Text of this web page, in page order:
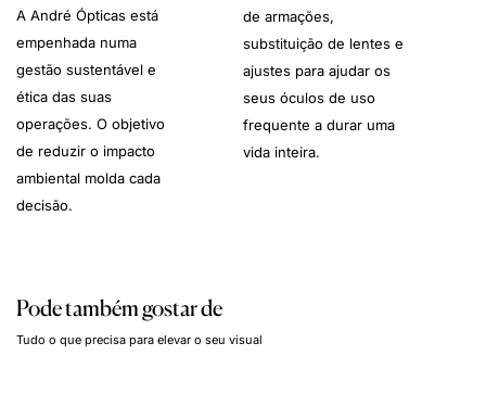
A André Ópticas está
empenhada numa
gestão sustentável e
ética das suas
operações. O objetivo
de reduzir o impacto
ambiental molda cada
decisão.
de armações,
substituição de lentes e
ajustes para ajudar os
seus óculos de uso
frequente a durar uma
vida inteira.
Pode também gostar de
Tudo o que precisa para elevar o seu visual